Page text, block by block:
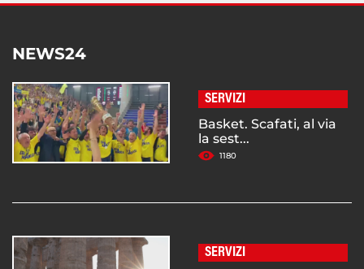
NEWS24
SERVIZI
Basket. Scafati, al via
la sest...
1180
SERVIZI